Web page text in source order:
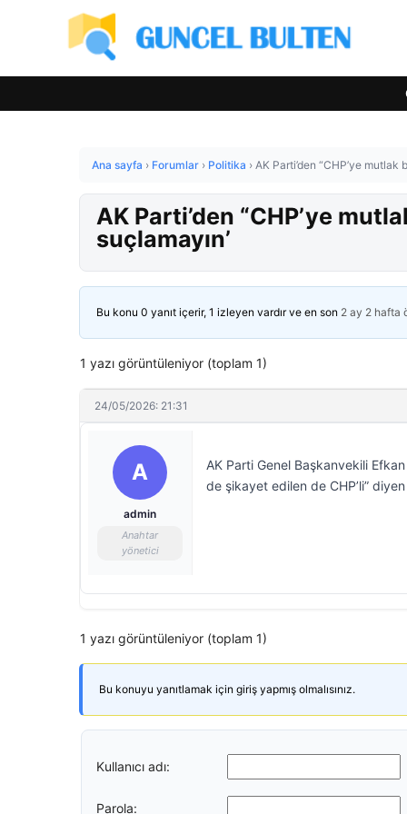
Ana sayfa › Forumlar › Politika › AK Parti’den “CHP’ye mutlak
AK Parti’den “CHP’ye
suçlamayın’
Bu konu 0 yanıt içerir, 1 izleyen vardır ve en son 2 ay 2 hafta
1 yazı görüntüleniyor (toplam 1)
24/05/2026: 21:31
A
admin
Anahtar
yönetici
AK Parti Genel Başkanvekili
de şikayet edilen de CHP’li”
1 yazı görüntüleniyor (toplam 1)
Bu konuyu yanıtlamak için giriş yapmış olmalısınız.
Kullanıcı adı:
Parola: